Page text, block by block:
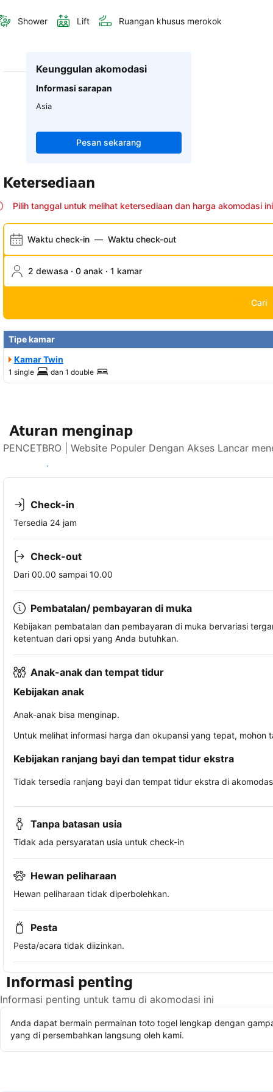
Shower Lift Ruangan khusus merokok
Keunggulan akomodasi
Informasi sarapan
Asia
Pesan sekarang
Ketersediaan
Pilih tanggal untuk melihat ketersediaan dan harga akomodasi ini
Waktu check-in — Waktu check-out
2 dewasa · 0 anak · 1 kamar
Cari
Tipe kamar
Kamar Twin
1 single dan 1 double
Aturan menginap
PENCETBRO | Website Populer Dengan Akses Lancar
Lihat ketersediaan
Check-in
Tersedia 24 jam
Check-out
Dari 00.00 sampai 10.00
Pembatalan/ pembayaran di muka
Kebijakan pembatalan dan pembayaran di muka bervariasi
ketentuan dari opsi yang Anda butuhkan.
Anak-anak dan tempat tidur
Kebijakan anak
Anak-anak bisa menginap.
Untuk melihat informasi harga dan okupansi yang tepat,
Kebijakan ranjang bayi dan tempat tidur ekstra
Tidak tersedia ranjang bayi dan tempat tidur ekstra di
Tanpa batasan usia
Tidak ada persyaratan usia untuk check-in
Hewan peliharaan
Hewan peliharaan tidak diperbolehkan.
Pesta
Pesta/acara tidak diizinkan.
Informasi penting
Informasi penting untuk tamu di akomodasi ini
Anda dapat bermain permainan toto togel lengkap dengan
yang di persembahkan langsung oleh kami.